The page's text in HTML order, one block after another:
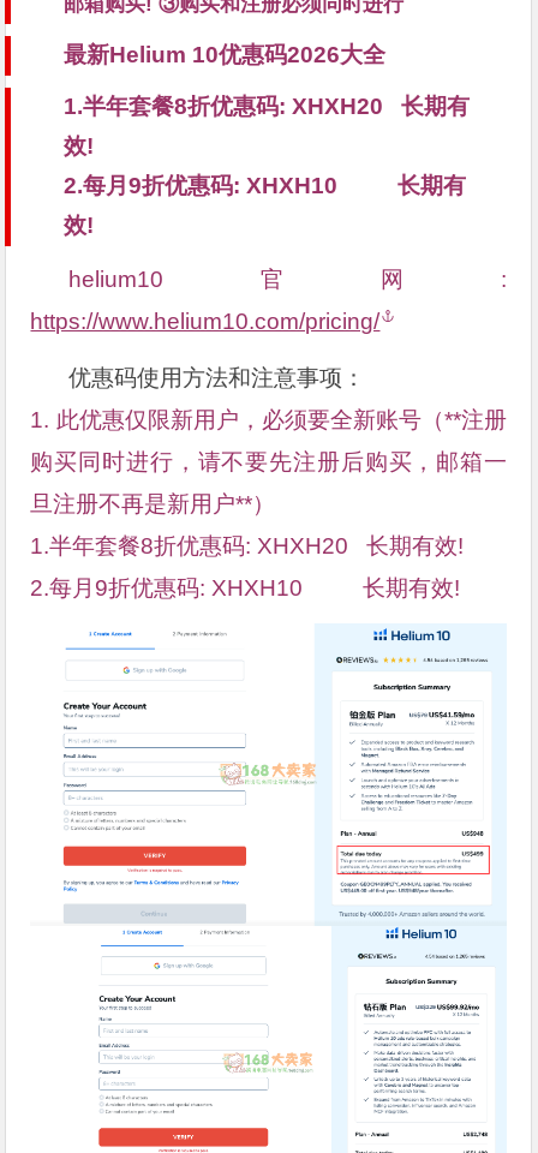
最新Helium 10优惠码2026大全
1.半年套餐8折优惠码: XHXH20 长期有
效!
2.每月9折优惠码: XHXH10 长期有
效!
helium10官网:
https://www.helium10.com/pricing/
优惠码使用方法和注意事项：
1. 此优惠仅限新用户，必须要全新账号（**注册
购买同时进行，请不要先注册后购买，邮箱一
旦注册不再是新用户**）
1.半年套餐8折优惠码: XHXH20 长期有效!
2.每月9折优惠码: XHXH10 长期有效!